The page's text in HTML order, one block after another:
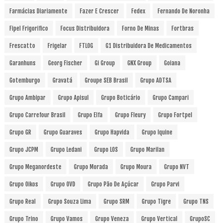
Farmácias Diariamente Fazer E Crescer Fedex Fernando De Noronha
Fipel Frigorifico Focus Distribuidora Forno De Minas Fortbras
Frescatto Frigelar FTLOG G1 Distribuidora De Medicamentos
Garanhuns Georg Fischer Gi Group GNX Group Goiana
Gotemburgo Gravatá Groupe SEB Brasil Grupo ADTSA
Grupo Ambipar Grupo Apisul Grupo Boticário Grupo Campari
Grupo Carrefour Brasil Grupo Elfa Grupo Fleury Grupo Fortpel
Grupo GR Grupo Guaraves Grupo Hapvida Grupo Iquine
Grupo JCPM Grupo Ledani Grupo LOS Grupo Marilan
Grupo Meganordeste Grupo Morada Grupo Moura Grupo NVT
Grupo Oikos Grupo OVD Grupo Pão De Açúcar Grupo Parvi
Grupo Real Grupo Souza Lima Grupo SRM Grupo Tigre Grupo TNS
Grupo Trino Grupo Vamos Grupo Veneza Grupo Vertical GrupoSC